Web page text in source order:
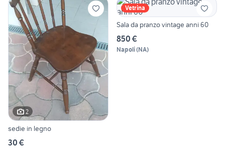
2
sedie in legno
30 €
Vetrina
Sala da pranzo vintage anni 60
850 €
Napoli(NA)